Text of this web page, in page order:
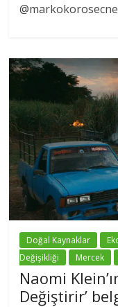
Doğal Kaynaklar
Değişikliği
Mercek
Naomi
Değiştirir’